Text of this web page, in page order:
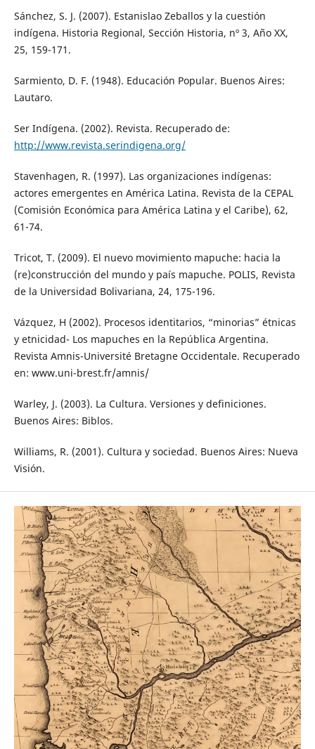
Sánchez, S. J. (2007). Estanislao Zeballos y la cuestión
indígena. Historia Regional, Sección Historia, nº 3, Año XX,
25, 159-171.
Sarmiento, D. F. (1948). Educación Popular. Buenos Aires:
Lautaro.
Ser Indígena. (2002). Revista. Recuperado de:
http://www.revista.serindigena.org/
Stavenhagen, R. (1997). Las organizaciones indígenas:
actores emergentes en América Latina. Revista de la CEPAL
(Comisión Económica para América Latina y el Caribe), 62,
61-74.
Tricot, T. (2009). El nuevo movimiento mapuche: hacia la
(re)construcción del mundo y país mapuche. POLIS, Revista
de la Universidad Bolivariana, 24, 175-196.
Vázquez, H (2002). Procesos identitarios, “minorias” étnicas
y etnicidad- Los mapuches en la República Argentina.
Revista Amnis-Université Bretagne Occidentale. Recuperado
en: www.uni-brest.fr/amnis/
Warley, J. (2003). La Cultura. Versiones y definiciones.
Buenos Aires: Biblos.
Williams, R. (2001). Cultura y sociedad. Buenos Aires: Nueva
Visión.